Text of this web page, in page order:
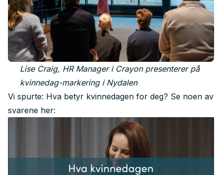
Lise Craig, HR Manager i Crayon presenterer på
kvinnedag-markering i Nydalen
Vi spurte: Hva betyr kvinnedagen for deg? Se noen av
svarene her: